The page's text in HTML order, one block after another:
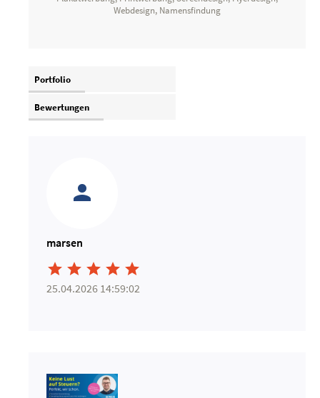
Webdesign, Namensfindung
Portfolio
Bewertungen
marsen
    
25.04.2026 14:59:02